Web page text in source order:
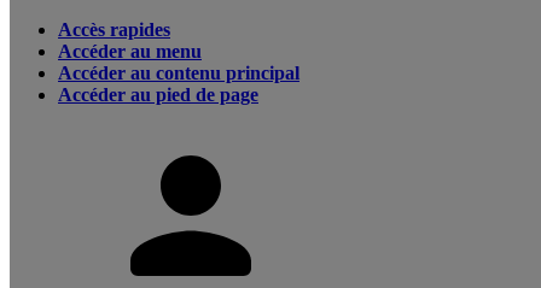
Accès rapides
Accéder au menu
Accéder au contenu principal
Accéder au pied de page